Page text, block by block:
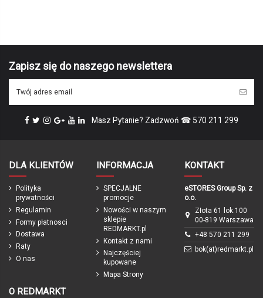
elektryczny
Termoobieg
Gotowanie na parze Tak
Timer
Sterowanie Dotykowe - Sensor Touch
Wyposażenie
Blacha do pieczenia, Duży ruszt,
Instrukcja obsługi w języku polskim,
Taca do pieczenia
Szerokość 560 mm
550 mm
Zapisz się do naszego newslettera
Masz Pytanie? Zadzwoń ☎ 570 211 299
DLA KLIENTÓW
Polityka
prywatności
Regulamin
Formy płatnosci
Dostawa
Raty
O nas
INFORMACJA
SPECJALNE
promocje
Nowości w naszym
sklepie
REDMARKT.pl
Kontakt z nami
Najczęściej
kupowane
Mapa Strony
KONTAKT
eSTORES Group Sp. z
o.o.
Złota 61 lok.100
00-819 Warszawa
+48 570 211 299
bok(at)redmarkt.pl
O REDMARKT